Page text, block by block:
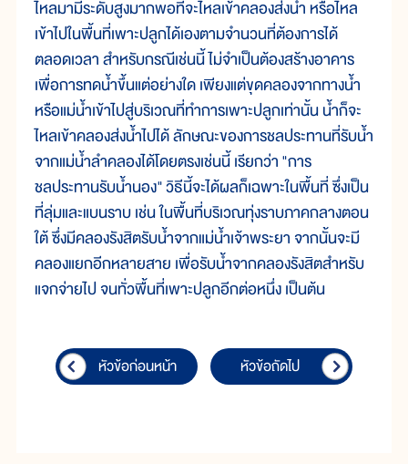
ไหลมามีระดับสูงมากพอที่จะไหลเข้าคลองส่งน้ำ หรือไหล
เข้าไปในพื้นที่เพาะปลูกได้เองตามจำนวนที่ต้องการได้
ตลอดเวลา สำหรับกรณีเช่นนี้ ไม่จำเป็นต้องสร้างอาคาร
เพื่อการทดน้ำขึ้นแต่อย่างใด เพียงแต่ขุดคลองจากทางน้ำ
หรือแม่น้ำเข้าไปสู่บริเวณที่ทำการเพาะปลูกเท่านั้น น้ำก็จะ
ไหลเข้าคลองส่งน้ำไปได้ ลักษณะของการชลประทานที่รับน้ำ
จากแม่น้ำลำคลองได้โดยตรงเช่นนี้ เรียกว่า "การ
ชลประทานรับน้ำนอง" วิธีนี้จะได้ผลก็เฉพาะในพื้นที่ ซึ่งเป็น
ที่ลุ่มและแบนราบ เช่น ในพื้นที่บริเวณทุ่งราบภาคกลางตอน
ใต้ ซึ่งมีคลองรังสิตรับน้ำจากแม่น้ำเจ้าพระยา จากนั้นจะมี
คลองแยกอีกหลายสาย เพื่อรับน้ำจากคลองรังสิตสำหรับ
แจกจ่ายไป จนทั่วพื้นที่เพาะปลูกอีกต่อหนึ่ง เป็นต้น
หัวข้อก่อนหน้า หัวข้อถัดไป